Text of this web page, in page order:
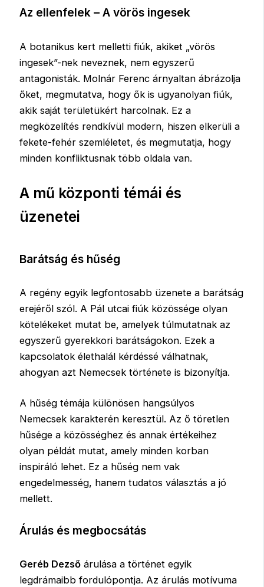
Az ellenfelek – A vörös ingesek
A botanikus kert melletti fiúk, akiket „vörös
ingesek”-nek neveznek, nem egyszerű
antagonisták. Molnár Ferenc árnyaltan ábrázolja
őket, megmutatva, hogy ők is ugyanolyan fiúk,
akik saját területükért harcolnak. Ez a
megközelítés rendkívül modern, hiszen elkerüli a
fekete-fehér szemléletet, és megmutatja, hogy
minden konfliktusnak több oldala van.
A mű központi témái és
üzenetei
Barátság és hűség
A regény egyik legfontosabb üzenete a barátság
erejéről szól. A Pál utcai fiúk közössége olyan
kötelékeket mutat be, amelyek túlmutatnak az
egyszerű gyerekkori barátságokon. Ezek a
kapcsolatok élethalál kérdéssé válhatnak,
ahogyan azt Nemecsek története is bizonyítja.
A hűség témája különösen hangsúlyos
Nemecsek karakterén keresztül. Az ő töretlen
hűsége a közösséghez és annak értékeihez
olyan példát mutat, amely minden korban
inspiráló lehet. Ez a hűség nem vak
engedelmesség, hanem tudatos választás a jó
mellett.
Árulás és megbocsátás
Geréb Dezső árulása a történet egyik
legdrámaibb fordulópontja. Az árulás motívuma